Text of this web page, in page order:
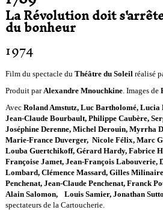
La Révolution doit
du bonheur
1974
Film du spectacle du Théâtre du Soleilréalisé
Produit parAlexandre Mnouchkine. Images de
Avec Roland Amstutz, Luc Bartholomé, Lucia
Jean-Claude Bourbault, Philippe Caubère,
Joséphine Derenne, Michel Derouin, Myrrha
Marie-France Duverger, Nicole Félix, Marc
Louba Guertchikoff, Gérard Hardy, Fabrice
Françoise Jamet, Jean-François Labouverie,
Lombard, Clémence Massard, Gilles
Penchenat, Jean-Claude Penchenat, Franck
Alain Salomon, Louis Samier, Jonathan
spectateurs de la Cartoucherie.